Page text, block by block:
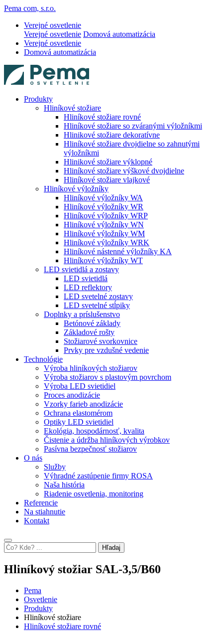
Pema com, s.r.o.
Verejné osvetlenie
Verejné osvetlenie Domová automatizácia
Verejné osvetlenie
Domová automatizácia
Produkty
Hliníkové stožiare
Hliníkové stožiare rovné
Hliníkové stožiare so zváranými výložníkmi
Hlinikové stožiare dekoratívne
Hliníkové stožiare dvojdielne so zahnutými
výložníkmi
Hlinikové stožiare výklopné
Hliníkové stožiare výškové dvojdielne
Hliníkové stožiare vlajkové
Hliníkové výložníky
Hliníkové výložníky WA
Hliníkové výložníky WR
Hliníkové výložníky WRP
Hliníkové výložníky WN
Hliníkové výložníky WM
Hliníkové výložníky WRK
Hliníkové nástenné výložníky KA
Hliníkové výložníky WT
LED svietidlá a zostavy
LED svietidlá
LED reflektory
LED svetelné zostavy
LED svetelné stĺpiky
Doplnky a príslušenstvo
Betónové základy
Základové rošty
Stožiarové svorkovnice
Prvky pre vzdušné vedenie
Technológie
Výroba hliníkových stožiarov
Výroba stožiarov s plastovým povrchom
Výroba LED svietidiel
Proces anodizácie
Vzorky farieb anodizácie
Ochrana elastomérom
Optiky LED svietidiel
Ekológia, hospodárnosť, kvalita
Čistenie a údržba hliníkových výrobkov
Pasívna bezpečnosť stožiarov
O nás
Služby
Výhradné zastúpenie firmy ROSA
Naša história
Riadenie osvetlenia, monitoring
Referencie
Na stiahnutie
Kontakt
Hľadaj
Hliníkový stožiar SAL-3,5/B60
Pema
Osvetlenie
Produkty
Hliníkové stožiare
Hliníkové stožiare rovné